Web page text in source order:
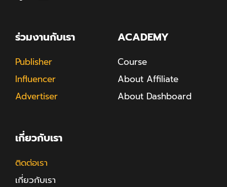
ร่วมงานกับเรา
Publisher
Influencer
Advertiser
ACADEMY
Course
About Affiliate
About Dashboard
เกี่ยวกับเรา
ติดต่อเรา
เกี่ยวกับเรา